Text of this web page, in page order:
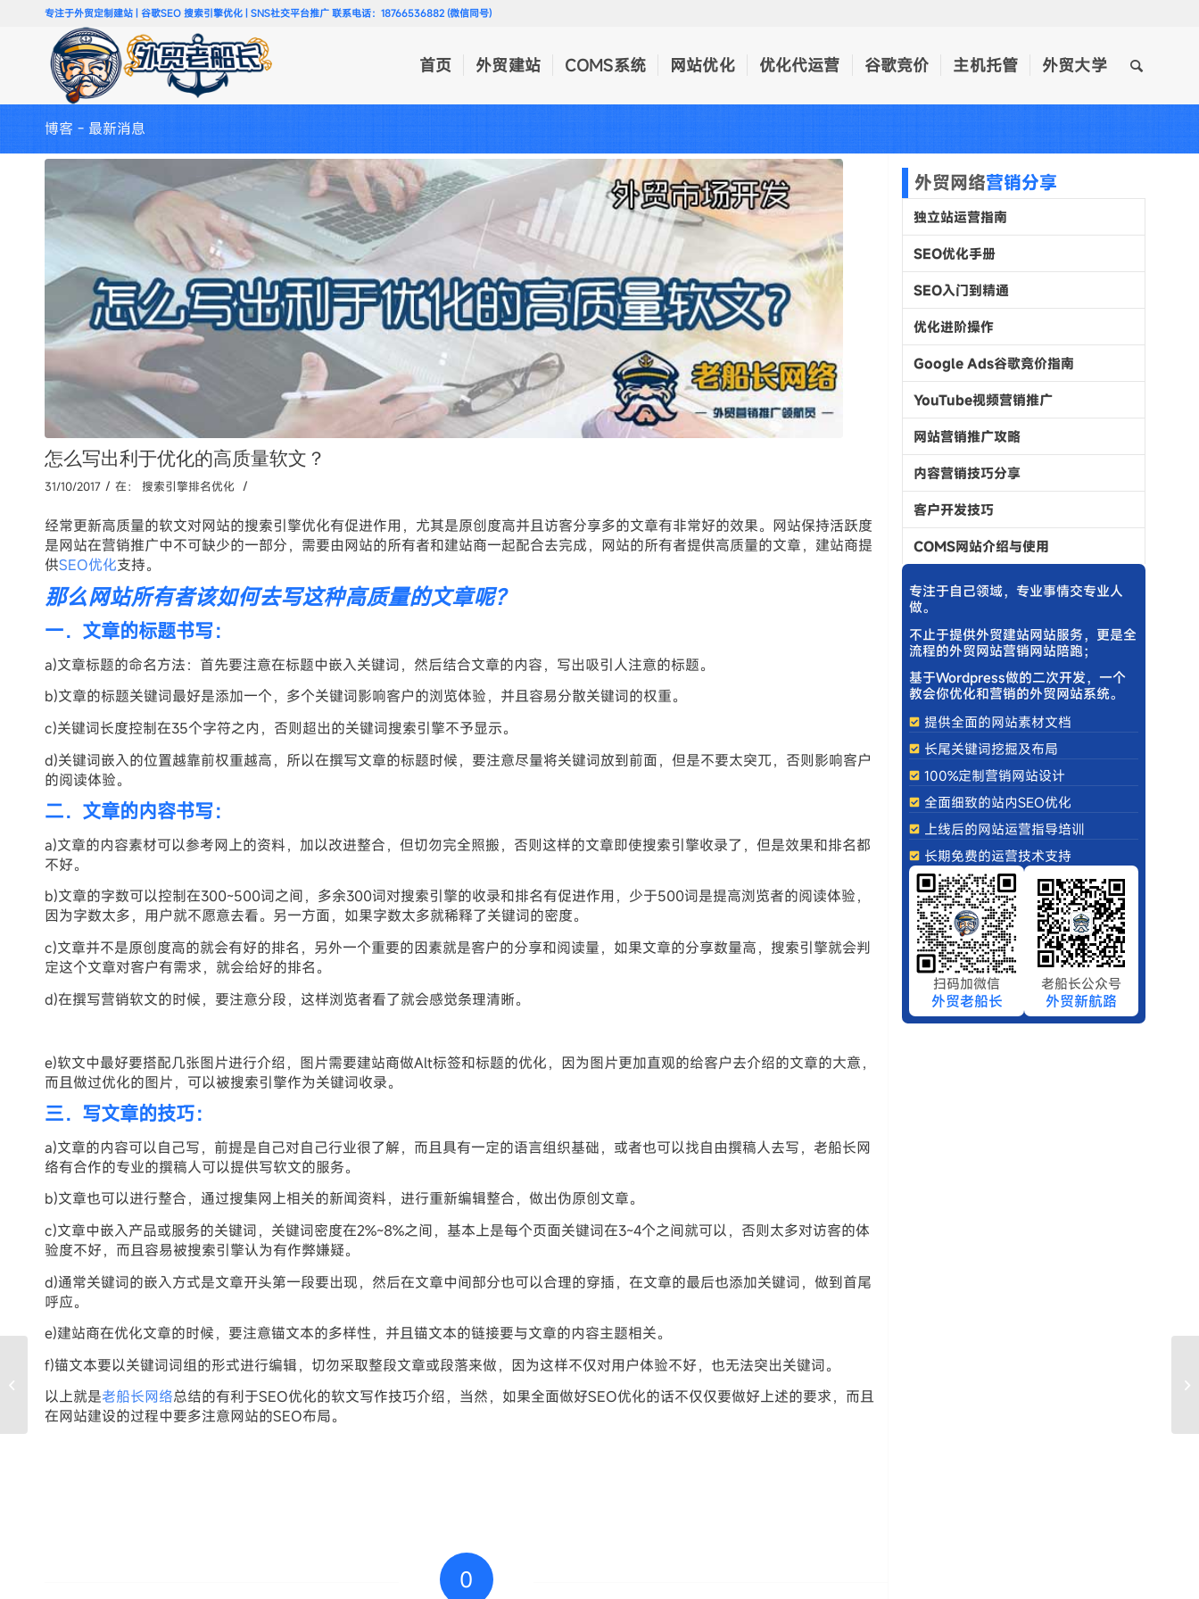
专注于外贸定制建站 | 谷歌SEO 搜索引擎优化 | SNS社交平台推广 联系电话：18766536882 (微信同号)
首页 外贸建站 COMS系统 网站优化 优化代运营 谷歌竞价 主机托管 外贸大学
博客 - 最新消息
怎么写出利于优化的高质量软文？
31/10/2017 / 在： 搜索引擎排名优化 /
经常更新高质量的软文对网站的搜索引擎优化有促进作用，尤其是原创度高并且访客分享多的文章有非常好的效果。网站保持活跃度
是网站在营销推广中不可缺少的一部分，需要由网站的所有者和建站商一起配合去完成，网站的所有者提供高质量的文章，建站商提
供SEO优化支持。
那么网站所有者该如何去写这种高质量的文章呢？
一．文章的标题书写：
a)文章标题的命名方法：首先要注意在标题中嵌入关键词，然后结合文章的内容，写出吸引人注意的标题。
b)文章的标题关键词最好是添加一个，多个关键词影响客户的浏览体验，并且容易分散关键词的权重。
c)关键词长度控制在35个字符之内，否则超出的关键词搜索引擎不予显示。
d)关键词嵌入的位置越靠前权重越高，所以在撰写文章的标题时候，要注意尽量将关键词放到前面，但是不要太突兀，否则影响客户
的阅读体验。
二．文章的内容书写：
a)文章的内容素材可以参考网上的资料，加以改进整合，但切勿完全照搬，否则这样的文章即使搜索引擎收录了，但是效果和排名都
不好。
b)文章的字数可以控制在300~500词之间，多余300词对搜索引擎的收录和排名有促进作用，少于500词是提高浏览者的阅读体验，
因为字数太多，用户就不愿意去看。另一方面，如果字数太多就稀释了关键词的密度。
c)文章并不是原创度高的就会有好的排名，另外一个重要的因素就是客户的分享和阅读量，如果文章的分享数量高，搜索引擎就会判
定这个文章对客户有需求，就会给好的排名。
d)在撰写营销软文的时候，要注意分段，这样浏览者看了就会感觉条理清晰。
e)软文中最好要搭配几张图片进行介绍，图片需要建站商做Alt标签和标题的优化，因为图片更加直观的给客户去介绍的文章的大意，
而且做过优化的图片，可以被搜索引擎作为关键词收录。
三．写文章的技巧：
a)文章的内容可以自己写，前提是自己对自己行业很了解，而且具有一定的语言组织基础，或者也可以找自由撰稿人去写，老船长网
络有合作的专业的撰稿人可以提供写软文的服务。
b)文章也可以进行整合，通过搜集网上相关的新闻资料，进行重新编辑整合，做出伪原创文章。
c)文章中嵌入产品或服务的关键词，关键词密度在2%~8%之间，基本上是每个页面关键词在3~4个之间就可以，否则太多对访客的体
验度不好，而且容易被搜索引擎认为有作弊嫌疑。
d)通常关键词的嵌入方式是文章开头第一段要出现，然后在文章中间部分也可以合理的穿插，在文章的最后也添加关键词，做到首尾
呼应。
e)建站商在优化文章的时候，要注意锚文本的多样性，并且锚文本的链接要与文章的内容主题相关。
f)锚文本要以关键词词组的形式进行编辑，切勿采取整段文章或段落来做，因为这样不仅对用户体验不好，也无法突出关键词。
以上就是老船长网络总结的有利于SEO优化的软文写作技巧介绍，当然，如果全面做好SEO优化的话不仅仅要做好上述的要求，而且
在网站建设的过程中要多注意网站的SEO布局。
0
外贸网络营销分享
独立站运营指南
SEO优化手册
SEO入门到精通
优化进阶操作
Google Ads谷歌竞价指南
YouTube视频营销推广
网站营销推广攻略
内容营销技巧分享
客户开发技巧
COMS网站介绍与使用
专注于自己领域，专业事情交专业人
做。
不止于提供外贸建站网站服务，更是全
流程的外贸网站营销网站陪跑；
基于Wordpress做的二次开发，一个
教会你优化和营销的外贸网站系统。
提供全面的网站素材文档
长尾关键词挖掘及布局
100%定制营销网站设计
全面细致的站内SEO优化
上线后的网站运营指导培训
长期免费的运营技术支持
扫码加微信
外贸老船长
老船长公众号
外贸新航路
如何才能避免掉入建站
天截图）